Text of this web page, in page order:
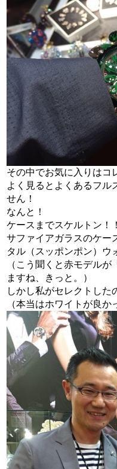
その中でお気に入りはコ
よく見るとよくあるフル
せん！
なんと！
ケースまでスケルトン！！
サファイアガラスのケー
タル（スッポンポン）ウ
（こう聞くと赤モデル
ますね、きっと。）
しかし私がセレクトした
（本当はホワイトが良